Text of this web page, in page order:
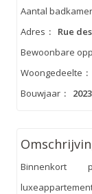
Aantal
Adres :
Rue
Bewoonbare
Woongedeelte :
Bouwjaar : 2023
Binnenkort